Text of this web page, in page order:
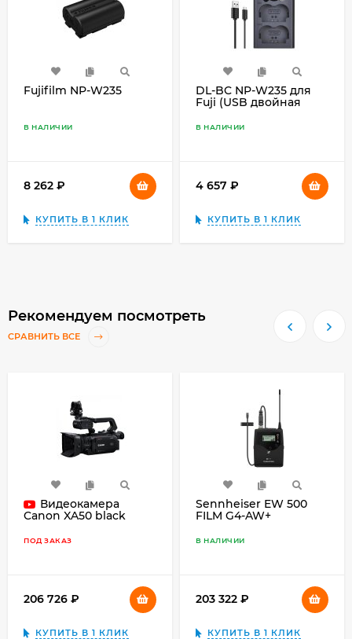
Fujifilm NP-W235
В НАЛИЧИИ
8 262
КУПИТЬ В 1 КЛИК
DL-BC NP-W235 для
Fuji (USB двойная
В НАЛИЧИИ
4 657
КУПИТЬ В 1 КЛИК
Рекомендуем посмотреть
СРАВНИТЬ ВСЕ
Видеокамера
Canon XA50 black
ПОД ЗАКАЗ
206 726
КУПИТЬ В 1 КЛИК
Sennheiser EW 500
FILM G4-AW+
В НАЛИЧИИ
203 322
КУПИТЬ В 1 КЛИК